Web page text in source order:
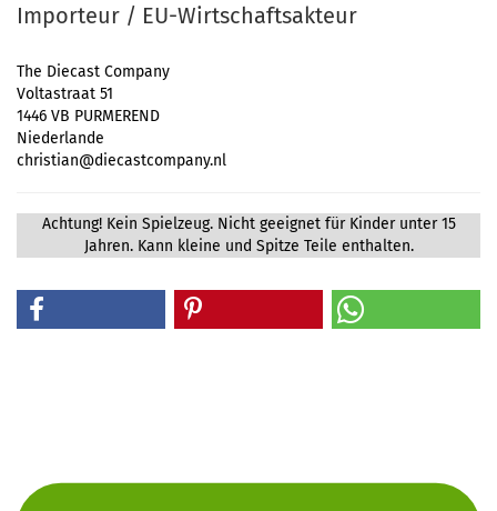
Importeur / EU-Wirtschaftsakteur
The Diecast Company
Voltastraat 51
1446 VB PURMEREND
Niederlande
christian@diecastcompany.nl
Achtung! Kein Spielzeug. Nicht geeignet für Kinder unter 15
Jahren. Kann kleine und Spitze Teile enthalten.